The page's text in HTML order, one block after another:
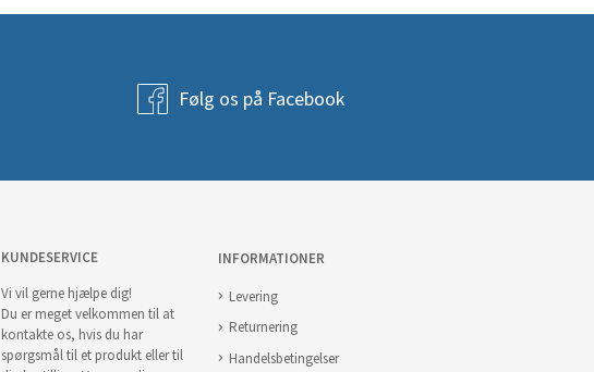
Følg os på Facebook
KUNDESERVICE
Vi vil gerne hjælpe dig!
Du er meget velkommen til at
kontakte os, hvis du har
spørgsmål til et produkt eller til
INFORMATIONER
Levering
Returnering
Handelsbetingelser